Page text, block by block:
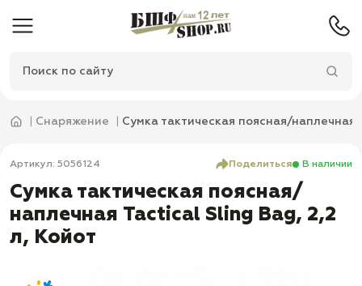
Снаряжение Сумка тактическая поясная/
Артикул: 5056124 Поделиться В наличии
Сумка тактическая поясная/
наплечная Tactical Sling Bag, 2,2
л, Койот